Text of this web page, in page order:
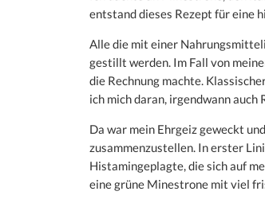
entstand dieses Rezept für eine
Alle die mit einer
gestillt werden. Im Fall von
die Rechnung machte.
ich mich daran, irgendwann
Da war mein Ehrgeiz geweckt
zusammenzustellen. In erster
Histamingeplagte, die sich auf
eine grüne Minestrone mit viel